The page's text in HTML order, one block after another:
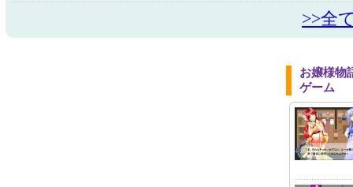
>>全
お嬢様物
ゲーム